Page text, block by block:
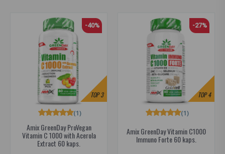
TOP3
-40%
Amix GreenDay ProVegan
Vitamin C 1000 with Acerola
Extract 60 kaps.
(1)
TOP4
-27%
Amix GreenDay Vitamin C1000
Immuno Forte 60 kaps.
(1)